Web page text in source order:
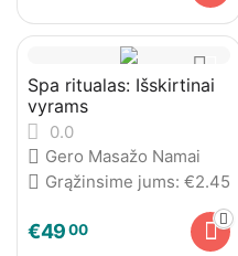
Spa ritualas: Išskirtinai
vyrams
0.0
Gero Masažo Namai
Grąžinsime jums: €2.45
€4900